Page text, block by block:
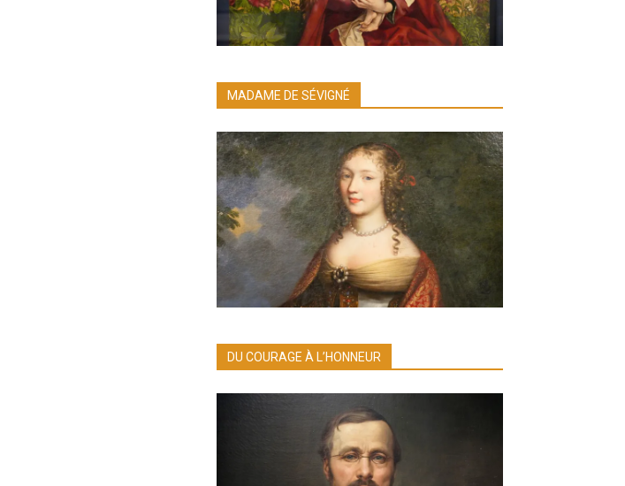
MADAME DE SÉVIGNÉ
DU COURAGE À L’HONNEUR